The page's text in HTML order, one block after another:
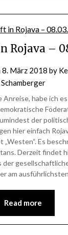
Rojava –
8. März 2018 by
Schamberger
Anreise, habe ich
der
hier einfach
Es
Derzeit findet
der
am
Read more